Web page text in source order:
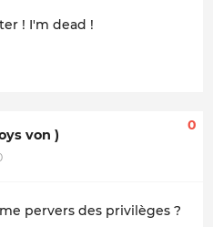
! I'm dead !
von )
0
pervers des privilèges ?